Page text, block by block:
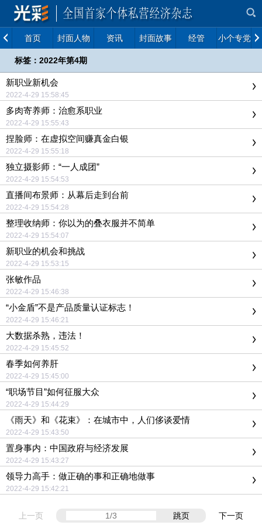
首页 封面人物 资讯 封面故事 经管 小个专党建
标签：2022年第4期
新职业新机会
2022-4-29 15:58:45
多肉寄养师：治愈系职业
2022-4-29 15:55:43
捏脸师：在虚拟空间赚真金白银
2022-4-29 15:55:18
独立摄影师：“一人成团”
2022-4-29 15:54:53
直播间布景师：从幕后走到台前
2022-4-29 15:54:28
整理收纳师：你以为的叠衣服并不简单
2022-4-29 15:54:07
新职业的机会和挑战
2022-4-29 15:53:15
张敏作品
2022-4-29 15:46:38
“小金盾”不是产品质量认证标志！
2022-4-29 15:46:21
大数据杀熟，违法！
2022-4-29 15:45:52
春季如何养肝
2022-4-29 15:45:00
“职场节目”如何征服大众
2022-4-29 15:44:29
《雨天》和《花束》：在城市中，人们侈谈爱情
2022-4-29 15:43:50
置身事内：中国政府与经济发展
2022-4-29 15:43:27
领导力高手：做正确的事和正确地做事
2022-4-29 15:42:21
上一页 跳页 下一页